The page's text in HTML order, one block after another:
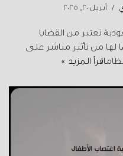
أبريل 20, 2025
تعتبر من القضايا
لها من تأثير مباشر على
اقرأ المزيد »